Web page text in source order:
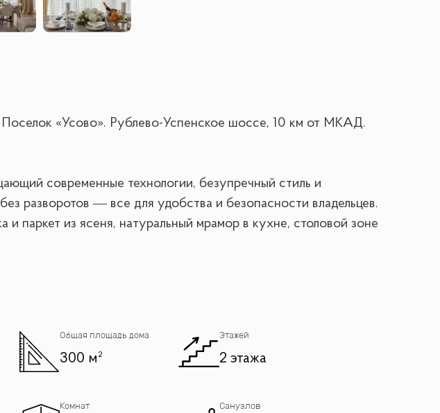
«Усово». Рублево-Успенское шоссе, 10 км от МКАД.
современные технологии, безупречный стиль и
разворотов — все для удобства и безопасности владельцев.
и паркет из ясеня, натуральный мрамор в кухне, столовой зоне
скрытые конвекторы под окнами и встроенная
кладовка , гостевая спальня с санузлом, выход на патио.
детская , спальня, санузел на 3 спальни.
Общая площадь дома
300 м²
Этажей
2 этажа
Комнат Санузлов